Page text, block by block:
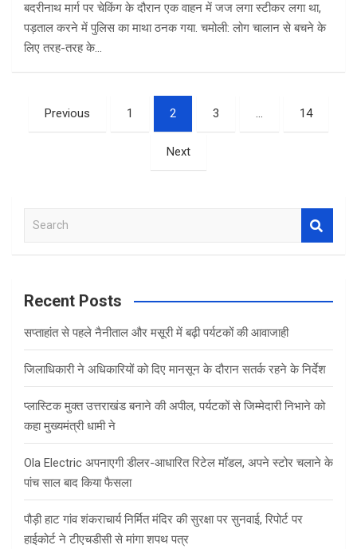
बदरीनाथ मार्ग पर चेकिंग के दौरान एक वाहन में जज लगा स्टीकर लगा था,
पड़ताल करने में पुलिस का माथा ठनक गया. चमोली: लोग चालान से बचने के
लिए तरह-तरह के…
Posts
pagination
Previous 1 2 3 … 14
Next
a
c
Recent Posts
सप्ताहांत से पहले नैनीताल और मसूरी में बढ़ी पर्यटकों की आवाजाही
जिलाधिकारी ने अधिकारियों को दिए मानसून के दौरान सतर्क रहने के निर्देश
प्लास्टिक मुक्त उत्तराखंड बनाने की अपील, पर्यटकों से जिम्मेदारी निभाने को
कहा मुख्यमंत्री धामी ने
Ola Electric अपनाएगी डीलर-आधारित रिटेल मॉडल, अपने स्टोर चलाने के
पांच साल बाद किया फैसला
पौड़ी हाट गांव शंकराचार्य निर्मित मंदिर की सुरक्षा पर सुनवाई, रिपोर्ट पर
हाईकोर्ट ने टीएचडीसी से मांगा शपथ पत्र